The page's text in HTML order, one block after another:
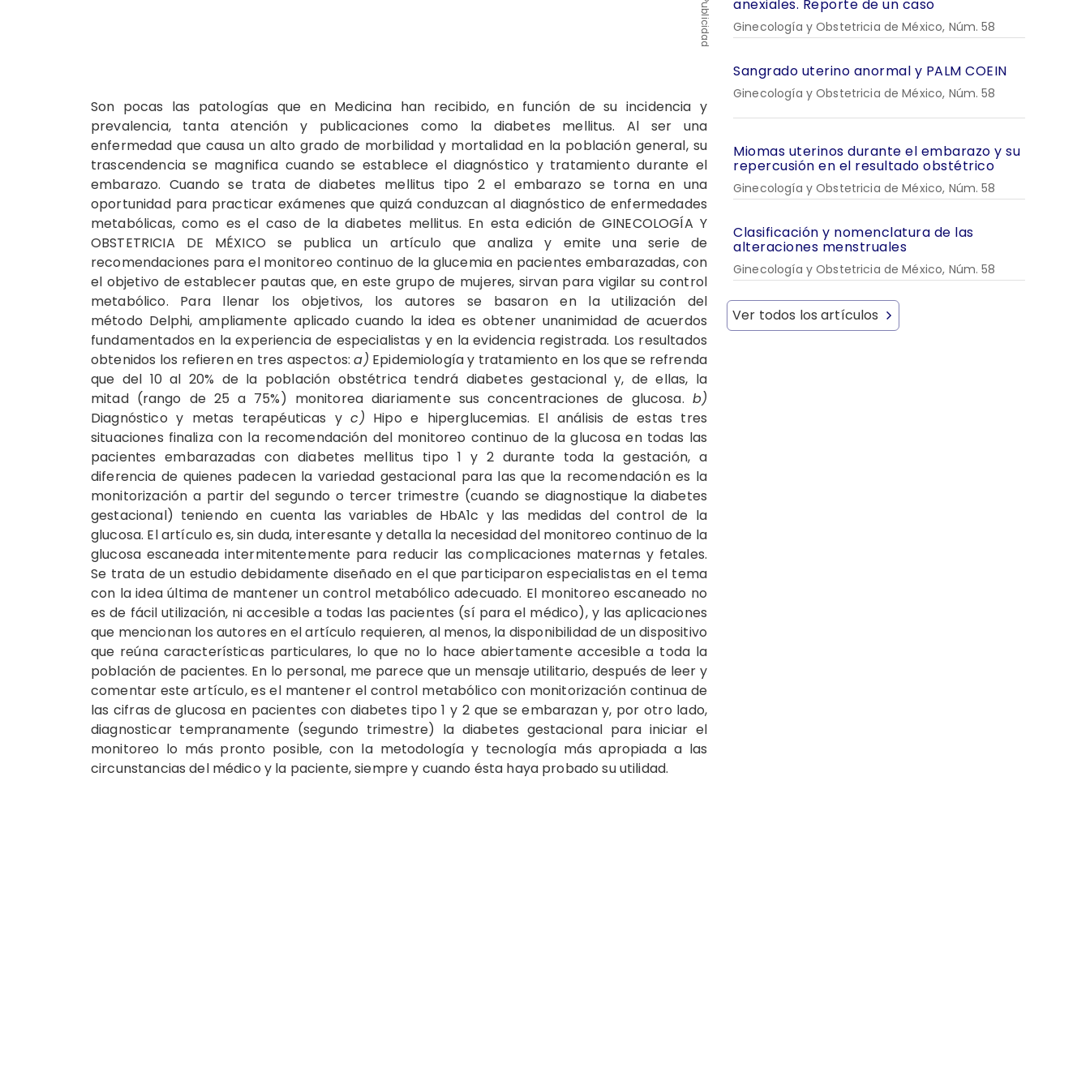
Publicidad
Son pocas las patologías que en Medicina han recibido, en función de su incidencia y
prevalencia, tanta atención y publicaciones como la diabetes mellitus. Al ser una
enfermedad que causa un alto grado de morbilidad y mortalidad en la población general, su
trascendencia se magnifica cuando se establece el diagnóstico y tratamiento durante el
embarazo. Cuando se trata de diabetes mellitus tipo 2 el embarazo se torna en una
oportunidad para practicar exámenes que quizá conduzcan al diagnóstico de enfermedades
metabólicas, como es el caso de la diabetes mellitus. En esta edición de GINECOLOGÍA Y
OBSTETRICIA DE MÉXICO se publica un artículo que analiza y emite una serie de
recomendaciones para el monitoreo continuo de la glucemia en pacientes embarazadas, con
el objetivo de establecer pautas que, en este grupo de mujeres, sirvan para vigilar su control
metabólico. Para llenar los objetivos, los autores se basaron en la utilización del
método Delphi, ampliamente aplicado cuando la idea es obtener unanimidad de acuerdos
fundamentados en la experiencia de especialistas y en la evidencia registrada. Los resultados
obtenidos los refieren en tres aspectos:a) Epidemiología y tratamiento en los que se refrenda
que del 10 al 20% de la población obstétrica tendrá diabetes gestacional y, de ellas, la
mitad (rango de 25 a 75%) monitorea diariamente sus concentraciones de glucosa. b)
Diagnóstico y metas terapéuticas yc) Hipo e hiperglucemias. El análisis de estas tres
situaciones finaliza con la recomendación del monitoreo continuo de la glucosa en todas las
pacientes embarazadas con diabetes mellitus tipo 1 y 2 durante toda la gestación, a
diferencia de quienes padecen la variedad gestacional para las que la recomendación es la
monitorización a partir del segundo o tercer trimestre (cuando se diagnostique la diabetes
gestacional) teniendo en cuenta las variables de HbA1c y las medidas del control de la
glucosa. El artículo es, sin duda, interesante y detalla la necesidad del monitoreo continuo de la
glucosa escaneada intermitentemente para reducir las complicaciones maternas y fetales.
Se trata de un estudio debidamente diseñado en el que participaron especialistas en el tema
con la idea última de mantener un control metabólico adecuado. El monitoreo escaneado no
es de fácil utilización, ni accesible a todas las pacientes (sí para el médico), y las aplicaciones
que mencionan los autores en el artículo requieren, al menos, la disponibilidad de un dispositivo
que reúna características particulares, lo que no lo hace abiertamente accesible a toda la
población de pacientes. En lo personal, me parece que un mensaje utilitario, después de leer y
comentar este artículo, es el mantener el control metabólico con monitorización continua de
las cifras de glucosa en pacientes con diabetes tipo 1 y 2 que se embarazan y, por otro lado,
diagnosticar tempranamente (segundo trimestre) la diabetes gestacional para iniciar el
monitoreo lo más pronto posible, con la metodología y tecnología más apropiada a las
circunstancias del médico y la paciente, siempre y cuando ésta haya probado su utilidad.
anexiales. Reporte de un caso
Ginecología y Obstetricia de México, Núm. 58
Sangrado uterino anormal y PALM COEIN
Ginecología y Obstetricia de México, Núm. 58
Miomas uterinos durante el embarazo y su
repercusión en el resultado obstétrico
Ginecología y Obstetricia de México, Núm. 58
Clasificación y nomenclatura de las
alteraciones menstruales
Ginecología y Obstetricia de México, Núm. 58
Ver todos los artículos